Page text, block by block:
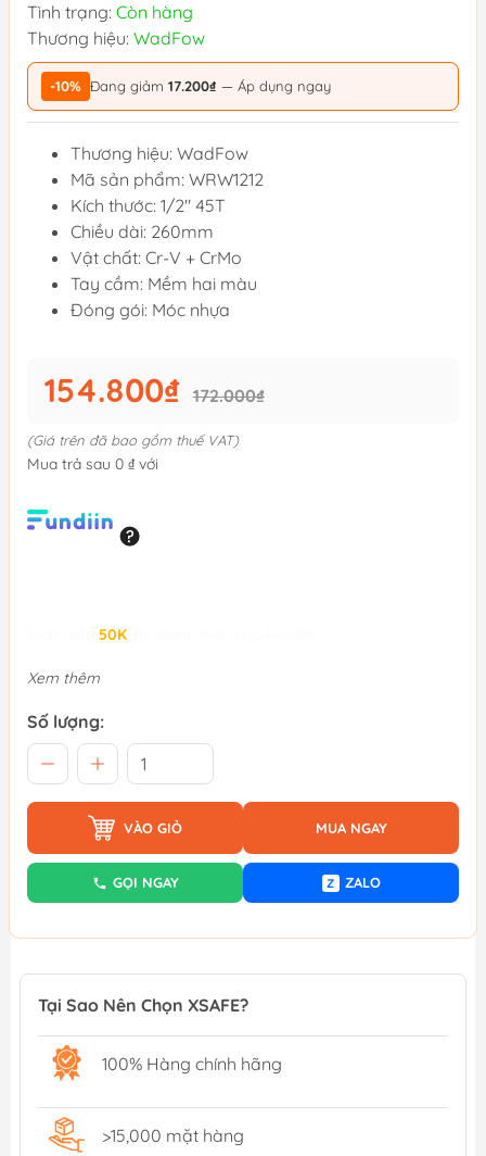
Tình trạng: Còn hàng
Thương hiệu: WadFow
-10% Đang giảm 17.200₫ — Áp dụng ngay
Thương hiệu: WadFow
Mã sản phẩm: WRW1212
Kích thước: 1/2" 45T
Chiều dài: 260mm
Vật chất: Cr-V + CrMo
Tay cầm: Mềm hai màu
Đóng gói: Móc nhựa
154.800₫ 172.000₫
(Giá trên đã bao gồm thuế VAT)
Mua trả sau 0 ₫ với
50K
Xem thêm
Số lượng:
VÀO GIỎ MUA NGAY
GỌI NGAY Z ZALO
Tại Sao Nên Chọn XSAFE?
100% Hàng chính hãng
>15,000 mặt hàng